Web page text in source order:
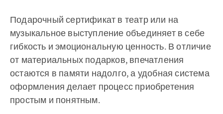
Подарочный сертификат в театр или на
музыкальное выступление объединяет в себе
гибкость и эмоциональную ценность. В отличие
от материальных подарков, впечатления
остаются в памяти надолго, а удобная система
оформления делает процесс приобретения
простым и понятным.